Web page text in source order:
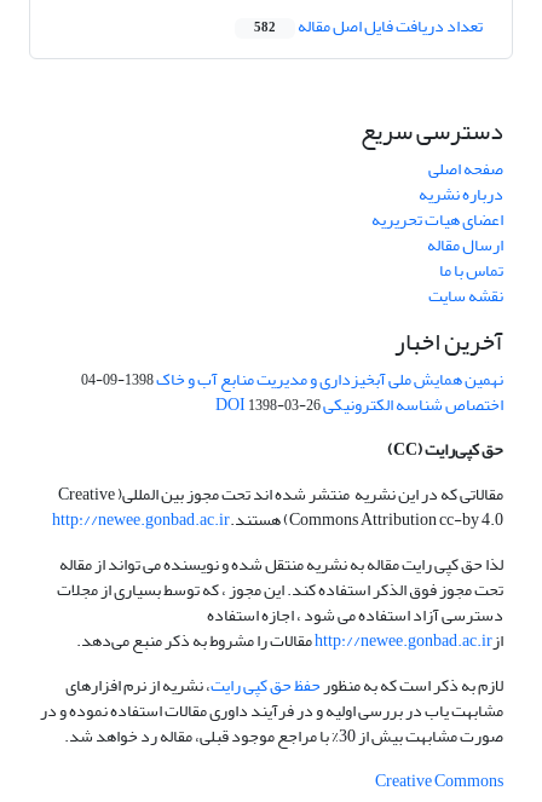
تعداد دریافت فایل اصل مقاله 582
دسترسی سریع
صفحه اصلی
درباره نشریه
اعضای هیات تحریریه
ارسال مقاله
تماس با ما
نقشه سایت
آخرین اخبار
نهمین همایش ملی آبخیزداری و مدیریت منابع آب و خاک1398-09-04
اختصاص شناسه الکترونیکی DOI1398-03-26
حق کپی‌رایت(CC)
مقالاتی که در این نشریه منتشر شده اند تحت مجوز بین المللی( Creative
Commons Attribution cc-by 4.0) هستند.
http://newee.gonbad.ac.ir
لذا حق کپی رایت مقاله به نشریه منتقل شده و نویسنده می تواند از مقاله
تحت مجوز فوق الذکر استفاده کند. این مجوز ، که توسط بسیاری از مجلات
دسترسی آزاد استفاده می شود ، اجازه استفاده
ازhttp://newee.gonbad.ac.irمقالات را مشروط به ذکر منبع می‌دهد.
لازم به ذکر است که به منظورحفظ حق کپی رایت، نشریه از نرم افزارهای
مشابهت یاب در بررسی اولیه و در فرآیند داوری مقالات استفاده نموده و در
صورت مشابهت بیش از 30% با مراجع موجود قبلی، مقاله رد خواهد شد.
Creative Commons